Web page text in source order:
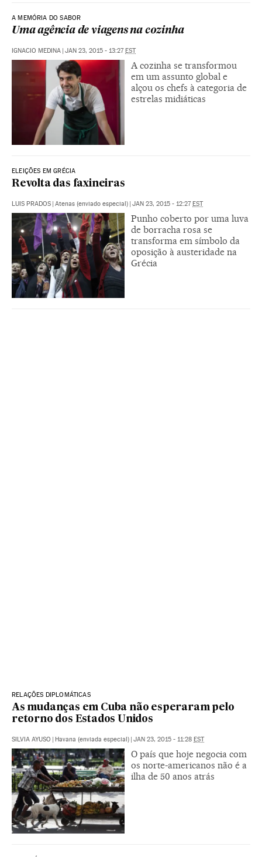
A MEMÓRIA DO SABOR
Uma agência de viagens na cozinha
IGNACIO MEDINA | JAN 23, 2015 - 13:27EST
A cozinha se transformou
em um assunto global e
alçou os chefs à categoria de
estrelas midiáticas
ELEIÇÕES EM GRÉCIA
Revolta das faxineiras
LUIS PRADOS | Atenas (enviado especial) | JAN 23, 2015 - 12:27EST
Punho coberto por uma luva
de borracha rosa se
transforma em símbolo da
oposição à austeridade na
Grécia
RELAÇÕES DIPLOMÁTICAS
As mudanças em Cuba não esperaram pelo
retorno dos Estados Unidos
SILVIA AYUSO | Havana (enviada especial) | JAN 23, 2015 - 11:28 EST
O país que hoje negocia com
os norte-americanos não é a
ilha de 50 anos atrás